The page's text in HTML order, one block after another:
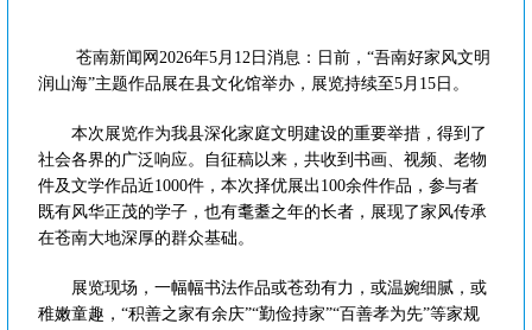
苍南新闻网2026年5月12日消息：日前，“吾南好家风文明
润山海”主题作品展在县文化馆举办，展览持续至5月15日。
本次展览作为我县深化家庭文明建设的重要举措，得到了
社会各界的广泛响应。自征稿以来，共收到书画、视频、老物
件及文学作品近1000件，本次择优展出100余件作品，参与者
既有风华正茂的学子，也有耄耋之年的长者，展现了家风传承
在苍南大地深厚的群众基础。
展览现场，一幅幅书法作品或苍劲有力，或温婉细腻，或
稚嫩童趣，“积善之家有余庆”“勤俭持家”“百善孝为先”等家规